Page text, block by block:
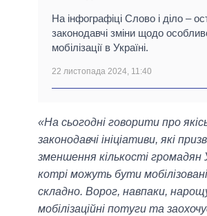
На інфографіці Слово і діло –
законодавчі зміни щодо
мобілізації в Україні.
22 листопада 2024, 11:40
«На сьогодні говорити про
законодавчі ініціативи, які
зменшення кількості громадян
котрі можуть бути
складно. Ворог, навпаки,
мобілізаційні потуги та